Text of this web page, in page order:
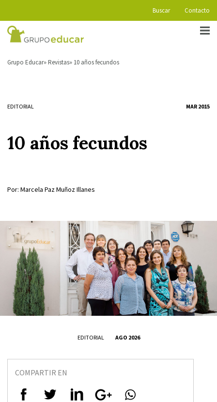
Buscar Contacto
Grupo Educar Revistas 10 años fecundos
EDITORIAL MAR 2015
10 años fecundos
Por: Marcela Paz Muñoz Illanes
EDITORIAL AGO 2026
COMPARTIR EN